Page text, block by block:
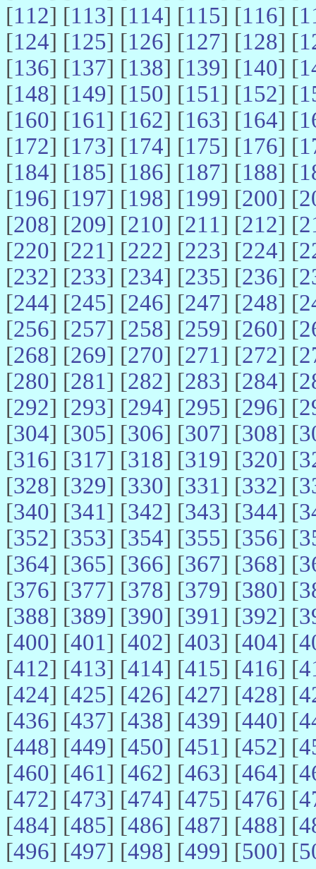
[112] [113] [114] [115] [116] [
[124] [125] [126] [127] [128] [
[136] [137] [138] [139] [140] [
[148] [149] [150] [151] [152] [
[160] [161] [162] [163] [164] [
[172] [173] [174] [175] [176] [
[184] [185] [186] [187] [188] [
[196] [197] [198] [199] [200] [
[208] [209] [210] [211] [212] [
[220] [221] [222] [223] [224] [
[232] [233] [234] [235] [236] [
[244] [245] [246] [247] [248] [
[256] [257] [258] [259] [260] [
[268] [269] [270] [271] [272] [
[280] [281] [282] [283] [284] [
[292] [293] [294] [295] [296] [
[304] [305] [306] [307] [308] [
[316] [317] [318] [319] [320] [
[328] [329] [330] [331] [332] [
[340] [341] [342] [343] [344] [
[352] [353] [354] [355] [356] [
[364] [365] [366] [367] [368] [
[376] [377] [378] [379] [380] [
[388] [389] [390] [391] [392] [
[400] [401] [402] [403] [404] [
[412] [413] [414] [415] [416] [
[424] [425] [426] [427] [428] [
[436] [437] [438] [439] [440] [
[448] [449] [450] [451] [452] [
[460] [461] [462] [463] [464] [
[472] [473] [474] [475] [476] [
[484] [485] [486] [487] [488] [
[496] [497] [498] [499] [500] [